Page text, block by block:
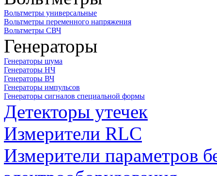
Вольтметры универсальные
Вольтметры переменного напряжения
Вольтметры СВЧ
Генераторы
Генераторы шума
Генераторы НЧ
Генераторы ВЧ
Генераторы импульсов
Генераторы сигналов специальной формы
Детекторы утечек
Измерители RLC
Измерители параметров